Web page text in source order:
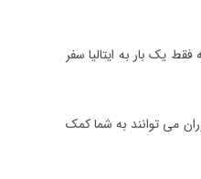
یک بار به ایتالیا سفر
می توانند به شما کمک